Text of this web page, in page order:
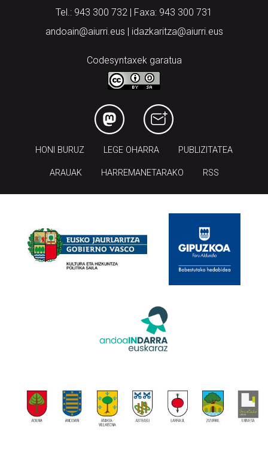
Tel.: 943 300 732 | Faxa: 943 300 731
andoain@aiurri.eus | idazkaritza@aiurri.eus
Codesyntaxek garatua
HONI BURUZ LEGE OHARRA PUBLIZITATEA
ARAUAK HARREMANETARAKO RSS